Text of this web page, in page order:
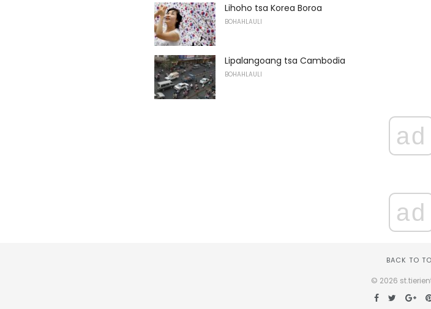
Lihoho tsa Korea Boroa
BOHAHLAULI
Lipalangoang tsa Cambodia
BOHAHLAULI
ad
ad
BACK TO
© 2026